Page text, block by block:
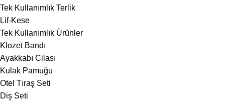
Tek Kullanımlık Terlik
Lif-Kese
Tek Kullanımlık Ürünler
Klozet Bandı
Ayakkabı Cilası
Kulak Pamuğu
Otel Tıraş Seti
Diş Seti